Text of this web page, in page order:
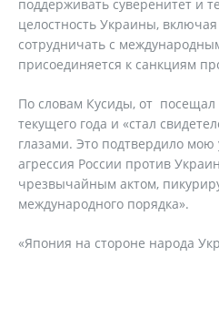
поддерживать суверенитет и
целостность Украины,
сотрудничать с
присоединяется к санкциям
По словам Кусиды, от посещал
текущего года и «стал
глазами. Это подтвердило мою
агрессия России против
чрезвычайным актом,
международного порядка».
«Япония на стороне народа